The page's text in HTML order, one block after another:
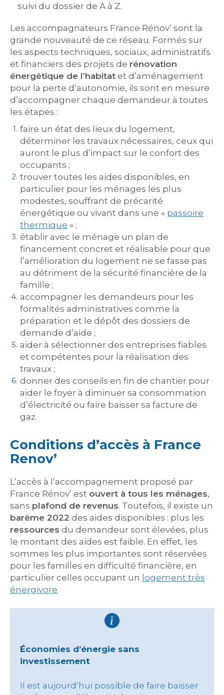
suivi du dossier de A à Z.
Les accompagnateurs France Rénov’ sont la
grande nouveauté de ce réseau. Formés sur
les aspects techniques, sociaux, administratifs
et financiers des projets de rénovation
énergétique de l’habitat et d’aménagement
pour la perte d’autonomie, ils sont en mesure
d’accompagner chaque demandeur à toutes
les étapes :
faire un état des lieux du logement,
déterminer les travaux nécessaires, ceux qui
auront le plus d’impact sur le confort des
occupants ;
trouver toutes les aides disponibles, en
particulier pour les ménages les plus
modestes, souffrant de précarité
énergétique ou vivant dans une « passoire
thermique » ;
établir avec le ménage un plan de
financement concret et réalisable pour que
l’amélioration du logement ne se fasse pas
au détriment de la sécurité financière de la
famille ;
accompagner les demandeurs pour les
formalités administratives comme la
préparation et le dépôt des dossiers de
demande d’aide ;
aider à sélectionner des entreprises fiables
et compétentes pour la réalisation des
travaux ;
donner des conseils en fin de chantier pour
aider le foyer à diminuer sa consommation
d’électricité ou faire baisser sa facture de
gaz.
Conditions d’accès à France
Renov’
L’accès à l’accompagnement proposé par
France Rénov’ est ouvert à tous les ménages,
sans plafond de revenus. Toutefois, il existe un
barème 2022 des aides disponibles : plus les
ressources du demandeur sont élevées, plus
le montant des aides est faible. En effet, les
sommes les plus importantes sont réservées
pour les familles en difficulté financière, en
particulier celles occupant un logement très
énergivore.
Économies d’énergie sans
investissement
Il est aujourd’hui possible de faire baisser